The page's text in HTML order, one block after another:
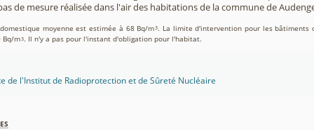
de mesure réalisée dans l'air des habitations de la commune de
moyenne est estimée à 68 Bq/m3. La limite d'intervention pour les bâtiments
Bq/m3. Il n'y a pas pour l'instant d'obligation pour l'habitat.
de l'Institut de Radioprotection et de Sûreté Nucléaire